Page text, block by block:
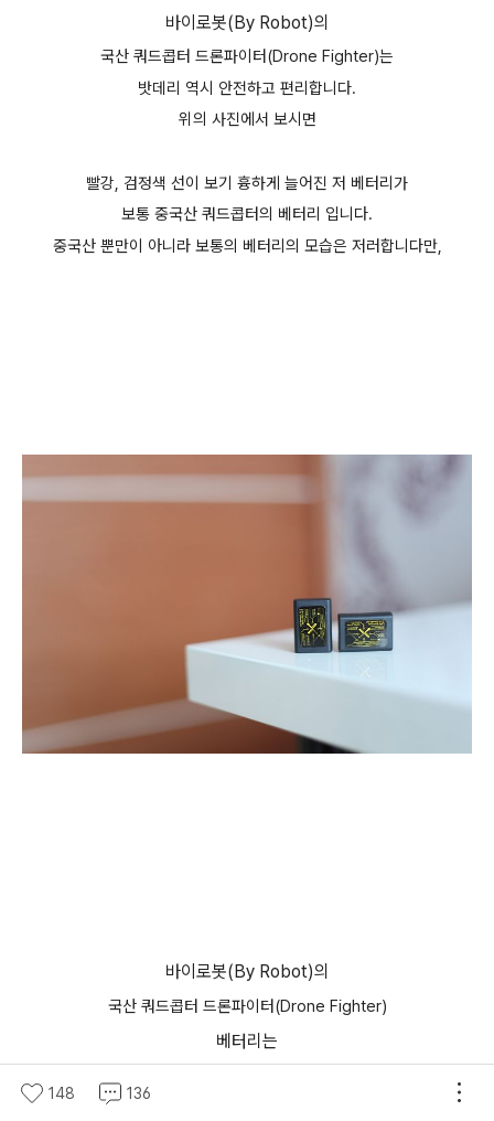
바이로봇(By Robot)의
국산 쿼드콥터 드론파이터(Drone Fighter)는
밧데리 역시 안전하고 편리합니다.
위의 사진에서 보시면
빨강, 검정색 선이 보기 흉하게 늘어진 저 베터리가
보통 중국산 쿼드콥터의 베터리 입니다.
중국산 뿐만이 아니라 보통의 베터리의 모습은 저러합니다만,
바이로봇(By Robot)의
국산 쿼드콥터 드론파이터(Drone Fighter)
베터리는
148 136